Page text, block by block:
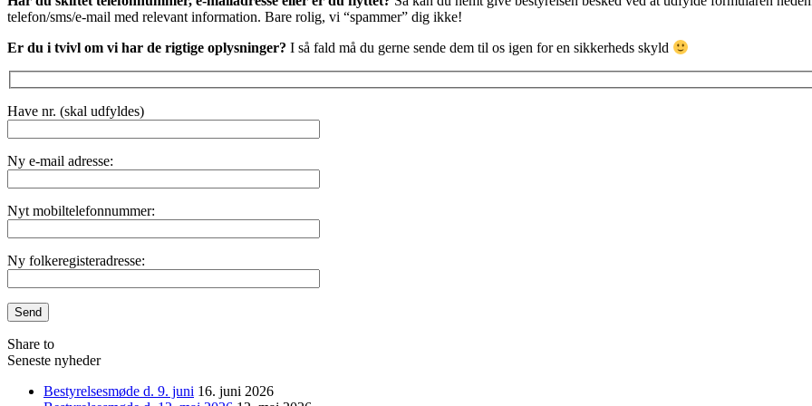
telefon/sms/e-mail med relevant information. Bare rolig, vi “spammer” dig ikke!
Er du i tvivl om vi har de rigtige oplysninger? I så fald må du gerne sende dem til os igen for en sikkerheds skyld
Have nr. (skal udfyldes)
Ny e-mail adresse:
Nyt mobiltelefonnummer:
Ny folkeregisteradresse:
Share to
Seneste nyheder
Bestyrelsesmøde d. 9. juni 16. juni 2026